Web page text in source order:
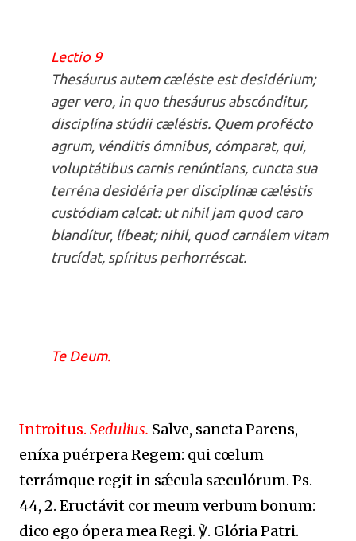
Lectio 9
Thesáurus autem cæléste est desidérium;
ager vero, in quo thesáurus abscónditur,
disciplína stúdii cæléstis. Quem profécto
agrum, vénditis ómnibus, cómparat, qui,
voluptátibus carnis renúntians, cuncta sua
terréna desidéria per disciplínæ cæléstis
custódiam calcat: ut nihil jam quod caro
blandítur, líbeat; nihil, quod carnálem vitam
trucídat, spíritus perhorréscat.
Te Deum.
Introitus. Sedulius. Salve, sancta Parens,
eníxa puérpera Regem: qui cœlum
terrámque regit in sǽcula sæculórum. Ps.
44, 2. Eructávit cor meum verbum bonum:
dico ego ópera mea Regi. ℣. Glória Patri.